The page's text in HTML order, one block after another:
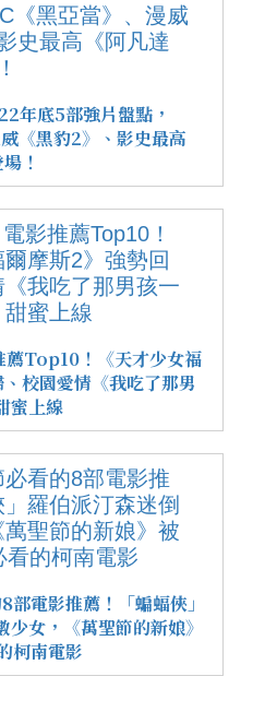
年底5部強片盤點，
《黑豹2》、影史最高
！
Top10！《天才少女福
校園愛情《我吃了那男
蜜上線
電影推薦！「蝙蝠俠」
女，《萬聖節的新娘》
柯南電影